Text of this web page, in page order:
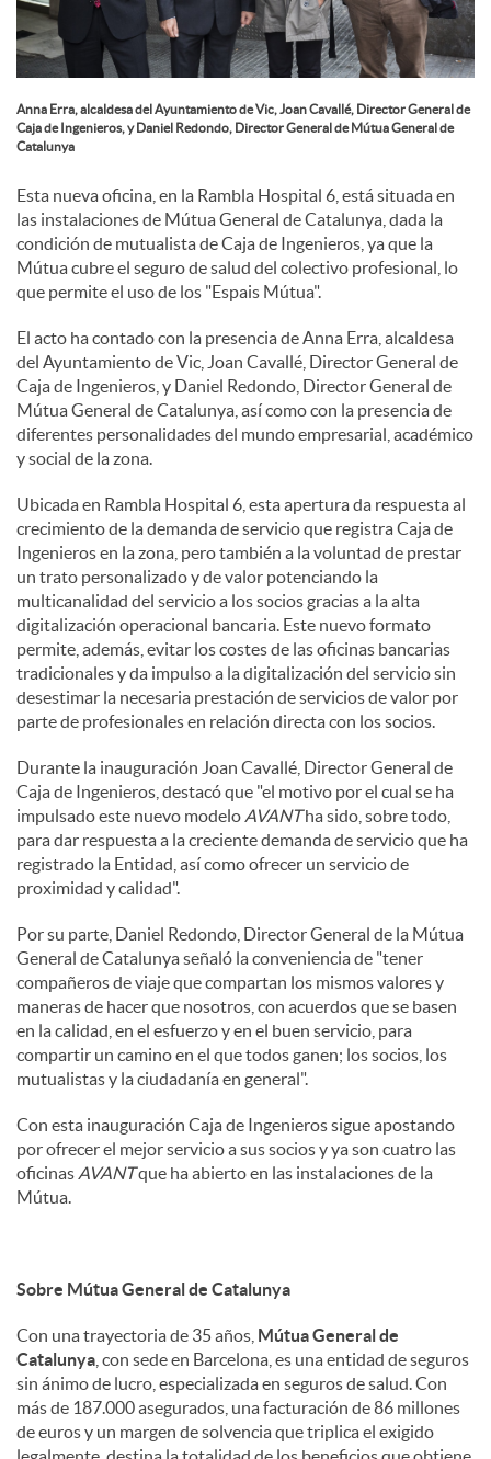
e
s
Anna Erra, alcaldesa del Ayuntamiento de Vic, Joan Cavallé, Director General de
Caja de Ingenieros, y Daniel Redondo, Director General de Mútua General de
Catalunya
Esta nueva oficina, en la Rambla Hospital 6, está situada en
las instalaciones de Mútua General de Catalunya, dada la
condición de mutualista de Caja de Ingenieros, ya que la
Mútua cubre el seguro de salud del colectivo profesional, lo
que permite el uso de los "Espais Mútua".
El acto ha contado con la presencia de Anna Erra, alcaldesa
del Ayuntamiento de Vic, Joan Cavallé, Director General de
Caja de Ingenieros, y Daniel Redondo, Director General de
Mútua General de Catalunya, así como con la presencia de
diferentes personalidades del mundo empresarial, académico
y social de la zona.
Ubicada en Rambla Hospital 6, esta apertura da respuesta al
crecimiento de la demanda de servicio que registra Caja de
Ingenieros en la zona, pero también a la voluntad de prestar
un trato personalizado y de valor potenciando la
multicanalidad del servicio a los socios gracias a la alta
digitalización operacional bancaria. Este nuevo formato
permite, además, evitar los costes de las oficinas bancarias
tradicionales y da impulso a la digitalización del servicio sin
desestimar la necesaria prestación de servicios de valor por
parte de profesionales en relación directa con los socios.
Durante la inauguración Joan Cavallé, Director General de
Caja de Ingenieros, destacó que "el motivo por el cual se ha
impulsado este nuevo modelo AVANTha sido, sobre todo,
para dar respuesta a la creciente demanda de servicio que ha
registrado la Entidad, así como ofrecer un servicio de
proximidad y calidad".
Por su parte, Daniel Redondo, Director General de la Mútua
General de Catalunya señaló la conveniencia de "tener
compañeros de viaje que compartan los mismos valores y
maneras de hacer que nosotros, con acuerdos que se basen
en la calidad, en el esfuerzo y en el buen servicio, para
compartir un camino en el que todos ganen; los socios, los
mutualistas y la ciudadanía en general".
Con esta inauguración Caja de Ingenieros sigue apostando
por ofrecer el mejor servicio a sus socios y ya son cuatro las
oficinas AVANTque ha abierto en las instalaciones de la
Mútua.
Sobre Mútua General de Catalunya
Con una trayectoria de 35 años, Mútua General de
Catalunya , con sede en Barcelona, es una entidad de seguros
sin ánimo de lucro, especializada en seguros de salud. Con
más de 187.000 asegurados, una facturación de 86 millones
de euros y un margen de solvencia que triplica el exigido